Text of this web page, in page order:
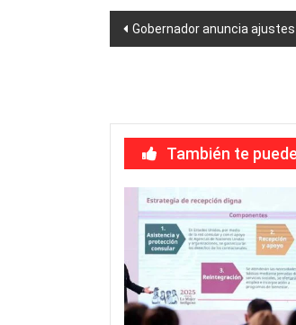
Navegación
Gobernador anuncia
También te